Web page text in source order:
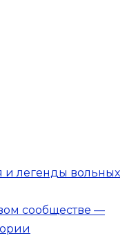
и легенды вольных
сообществе —